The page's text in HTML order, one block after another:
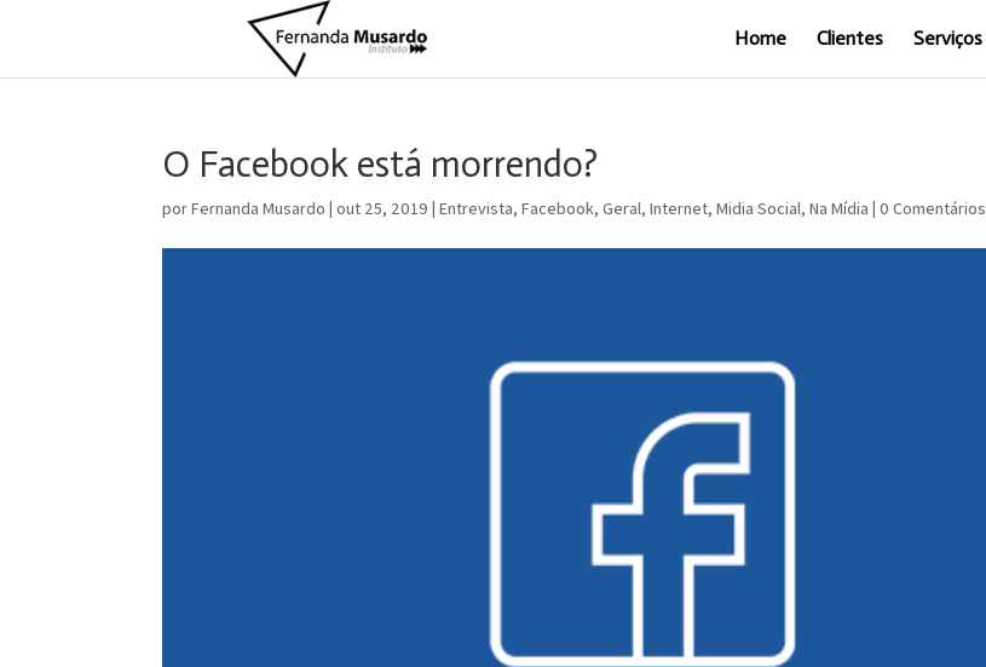
Home Clientes Serviços
O Facebook está morrendo?
porFernanda Musardo |out 25, 2019 |Entrevista,Facebook,Geral,Internet,Midia Social,Na Mídia |0 Comentários